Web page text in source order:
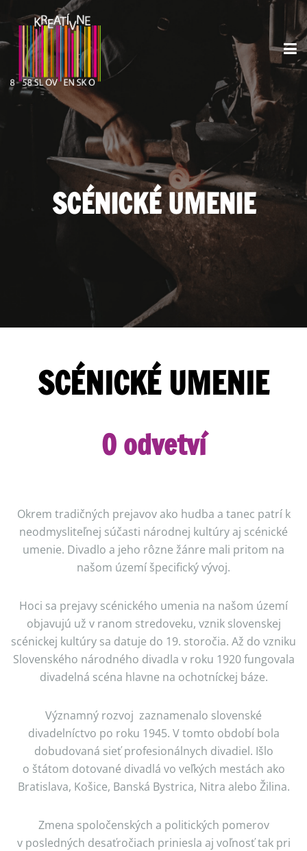
SCÉNICKÉ UMENIE
SCÉNICKÉ UMENIE
O odvetví
Okrem tradičných prejavov ako hudba a tanec patrí k
neodmysliteľnej súčasti národnej kultúry aj scénické
umenie. Divadlo a jeho rôzne žánre mali pritom na
našom území špecifický vývoj.
Hoci sa prejavy scénického umenia na našom území
objavujú už v ranom stredoveku, vznik slovenskej
scénickej kultúry sa datuje do 19. storočia. Až do vzniku
Slovenského národného divadla v roku 1920 fungovala
divadelná scéna hlavne na ochotníckej báze.
Významný rozvoj zaznamenalo slovenské
divadelníctvo po roku 1945. V tomto období bola
dobudovaná sieť profesionálnych divadiel. Išlo
o štátom dotované divadlá vo veľkých mestách ako
Bratislava, Košice, Banská Bystrica, Nitra alebo Žilina.
Zmena spoločenských a politických pomerov
v posledných desaťročiach priniesla aj voľnosť tak pri